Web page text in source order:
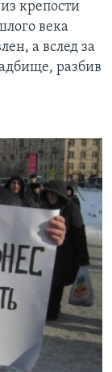
крепости
века
а вслед за
разбив